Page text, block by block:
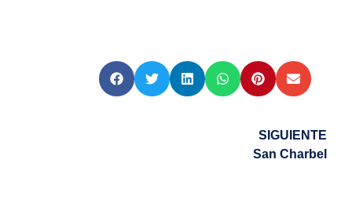
SIGUIENTE
San Charbel